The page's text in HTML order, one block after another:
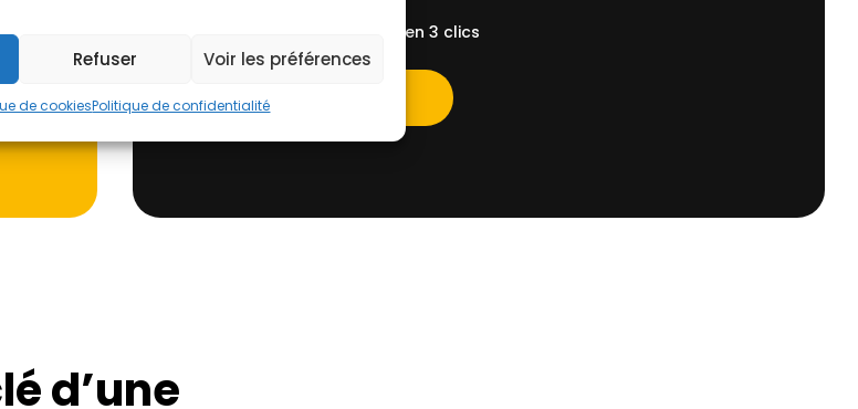
Refuser Voir les préférences
de cookiesPolitique de confidentialité
➝ Gratuit, sans engagement, en 3 clics
J'évalue !
d’une